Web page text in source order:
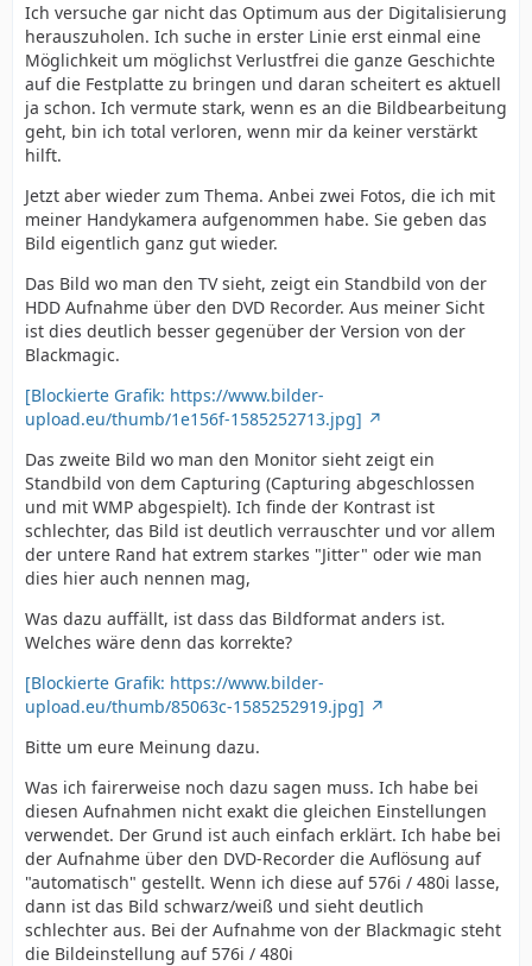
Ich versuche gar nicht das Optimum aus der Digitalisierung
herauszuholen. Ich suche in erster Linie erst einmal eine
Möglichkeit um möglichst Verlustfrei die ganze Geschichte
auf die Festplatte zu bringen und daran scheitert es aktuell
ja schon. Ich vermute stark, wenn es an die Bildbearbeitung
geht, bin ich total verloren, wenn mir da keiner verstärkt
hilft.
Jetzt aber wieder zum Thema. Anbei zwei Fotos, die ich mit
meiner Handykamera aufgenommen habe. Sie geben das
Bild eigentlich ganz gut wieder.
Das Bild wo man den TV sieht, zeigt ein Standbild von der
HDD Aufnahme über den DVD Recorder. Aus meiner Sicht
ist dies deutlich besser gegenüber der Version von der
Blackmagic.
[Blockierte Grafik: https://www.bilder-
upload.eu/thumb/1e156f-1585252713.jpg]
Das zweite Bild wo man den Monitor sieht zeigt ein
Standbild von dem Capturing (Capturing abgeschlossen
und mit WMP abgespielt). Ich finde der Kontrast ist
schlechter, das Bild ist deutlich verrauschter und vor allem
der untere Rand hat extrem starkes "Jitter" oder wie man
dies hier auch nennen mag,
Was dazu auffällt, ist dass das Bildformat anders ist.
Welches wäre denn das korrekte?
[Blockierte Grafik: https://www.bilder-
upload.eu/thumb/85063c-1585252919.jpg]
Bitte um eure Meinung dazu.
Was ich fairerweise noch dazu sagen muss. Ich habe bei
diesen Aufnahmen nicht exakt die gleichen Einstellungen
verwendet. Der Grund ist auch einfach erklärt. Ich habe bei
der Aufnahme über den DVD-Recorder die Auflösung auf
"automatisch" gestellt. Wenn ich diese auf 576i / 480i lasse,
dann ist das Bild schwarz/weiß und sieht deutlich
schlechter aus. Bei der Aufnahme von der Blackmagic steht
die Bildeinstellung auf 576i / 480i